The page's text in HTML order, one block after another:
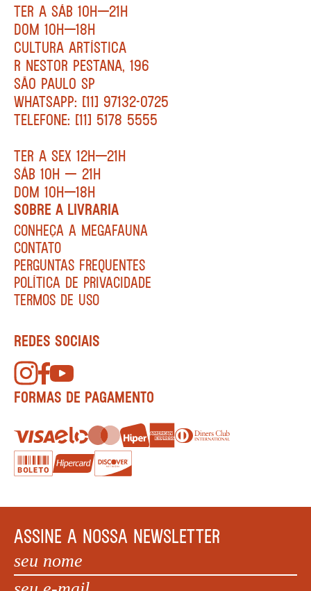
TER A SÁB 10H—21H
DOM 10H—18H
CULTURA ARTÍSTICA
R NESTOR PESTANA, 196
SÃO PAULO SP
WHATSAPP: [11] 97132-0725
TELEFONE: [11] 5178 5555
TER A SEX 12H—21H
SÁB 10H — 21H
DOM 10H—18H
SOBRE A LIVRARIA
CONHEÇA A MEGAFAUNA
CONTATO
PERGUNTAS FREQUENTES
POLÍTICA DE PRIVACIDADE
TERMOS DE USO
REDES SOCIAIS
FORMAS DE PAGAMENTO
ASSINE A NOSSA NEWSLETTER